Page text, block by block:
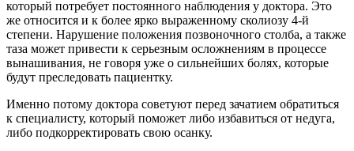
который потребует постоянного наблюдения у доктора. Это
же относится и к более ярко выраженному сколиозу 4-й
степени. Нарушение положения позвоночного столба, а также
таза может привести к серьезным осложнениям в процессе
вынашивания, не говоря уже о сильнейших болях, которые
будут преследовать пациентку.
Именно потому доктора советуют перед зачатием обратиться
к специалисту, который поможет либо избавиться от недуга,
либо подкорректировать свою осанку.